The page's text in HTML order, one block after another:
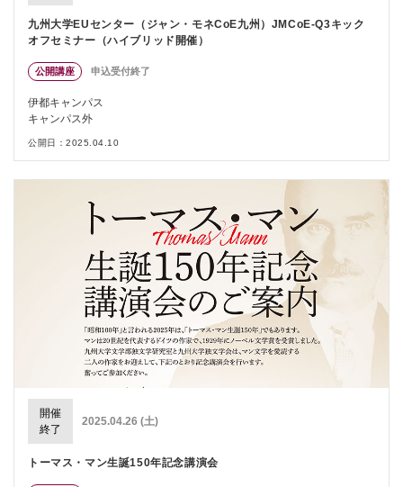
九州大学EUセンター（ジャン・モネCoE九州）JMCoE-Q3キック
オフセミナー（ハイブリッド開催）
公開講座 申込受付終了
伊都キャンパス
キャンパス外
公開日：2025.04.10
開催
終了
2025.04.26 (土)
トーマス・マン生誕150年記念講演会